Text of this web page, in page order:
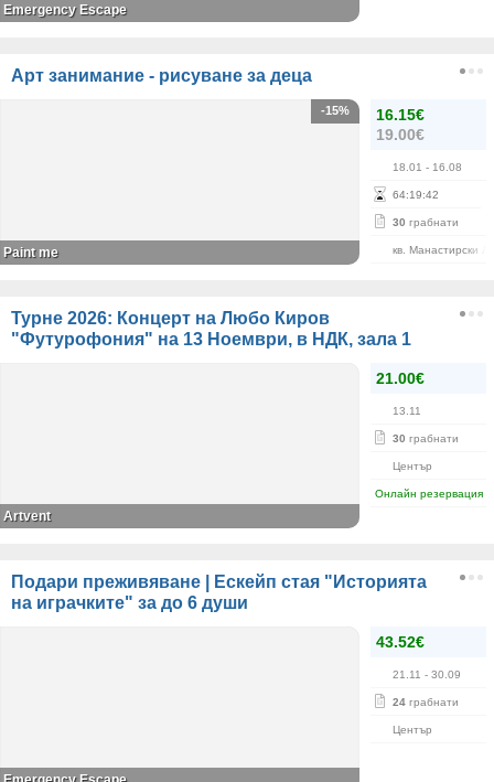
Emergency Escape
Арт занимание - рисуване за деца
16.15€
19.00€
18.01 - 16.08
64:19:42
30 грабнати
кв. Манастирски
-15%
Paint me
Турне 2026: Концерт на Любо Киров
"Футурофония" на 13 Ноември, в НДК, зала 1
21.00€
13.11
30 грабнати
Център
Онлайн резервация
Artvent
Подари преживяване | Ескейп стая "Историята
на играчките" за до 6 души
43.52€
21.11 - 30.09
24 грабнати
Център